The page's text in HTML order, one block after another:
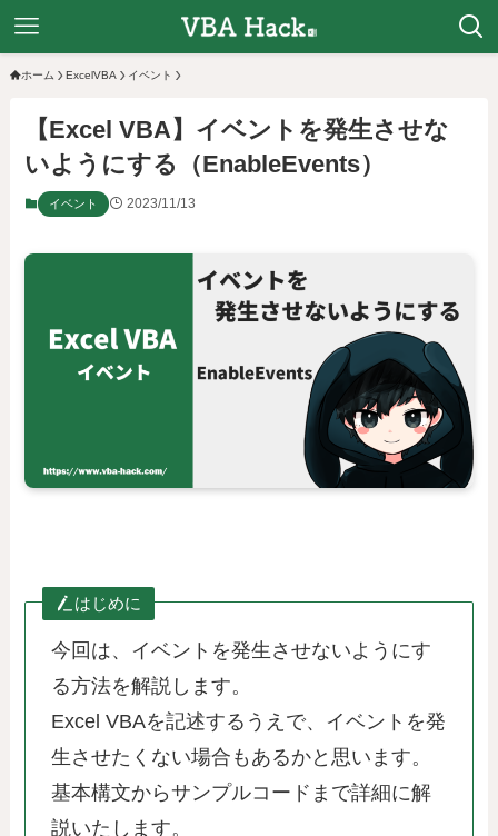
ホーム ExcelVBA イベント
【Excel VBA】イベントを発生させな
いようにする（EnableEvents）
イベント 2023/11/13
はじめに
今回は、イベントを発生させないようにす
る方法を解説します。
Excel VBAを記述するうえで、イベントを発
生させたくない場合もあるかと思います。
基本構文からサンプルコードまで詳細に解
説いたします。